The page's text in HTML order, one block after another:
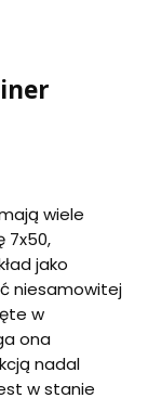
wiele
7x50,
jako
niesamowitej
w
ona
nadal
w stanie